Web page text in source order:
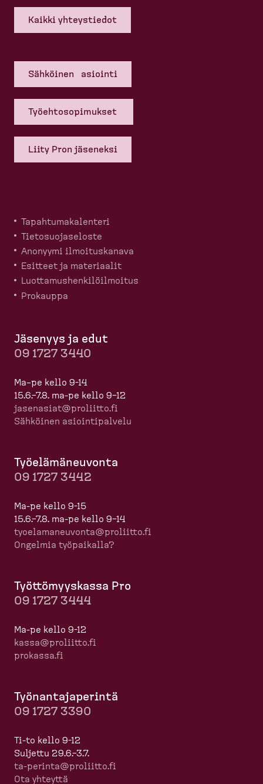
Kaikki yhteys­tiedot
Sähköinen asiointi
Työehto­so­pi­mukset
Liity Pron jäseneksi
Tapahtu­ma­ka­lenteri
Tietosuo­ja­seloste
Anonyymi ilmoitus­kanava
Esitteet ja materiaalit
Luotta­mus­hen­ki­löil­moitus
Prokauppa
Jäsenyys ja edut
09 1727 3440
Ma–pe kello 9-14
15.6.–7.8. ma-pe kello 9–12
jasenasiat@proliitto.fi
Sähköinen asioin­ti­palvelu
Työelä­mä­neuvonta
09 1727 3442
Ma-pe kello 9-15
15.6.–7.8. ma-pe kello 9–14
tyoela­ma­neuvonta@proliitto.fi
Ongelmia työpaikalla?
Työttö­myyskassa Pro
09 1727 3444
Ma-pe kello 9-12
kassa@proliitto.fi
prokassa.fi
Työnan­ta­ja­perintä
09 1727 3390
Ti-to kello 9-12
Suljettu 29.6.–3.7.
ta-​perinta@proliitto.fi
Ota yhteyttä